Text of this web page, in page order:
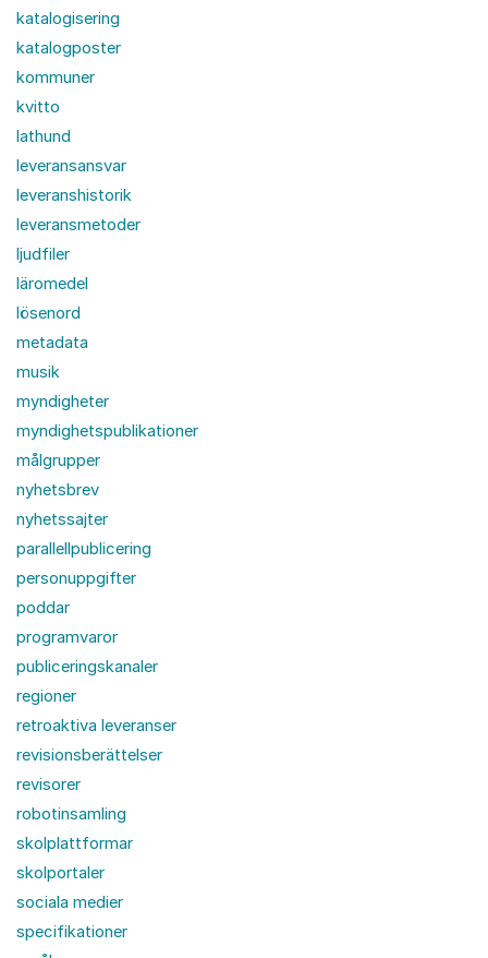
katalogisering
katalogposter
kommuner
kvitto
lathund
leveransansvar
leveranshistorik
leveransmetoder
ljudfiler
läromedel
lösenord
metadata
musik
myndigheter
myndighetspublikationer
målgrupper
nyhetsbrev
nyhetssajter
parallellpublicering
personuppgifter
poddar
programvaror
publiceringskanaler
regioner
retroaktiva leveranser
revisionsberättelser
revisorer
robotinsamling
skolplattformar
skolportaler
sociala medier
specifikationer